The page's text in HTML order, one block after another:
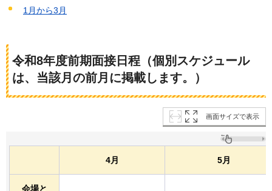
1月から3月
令和8年度前期面接日程 （個別スケジュール
は、当該月の前月に掲載します。）
画面サイズで表示
4月 5月
会場と